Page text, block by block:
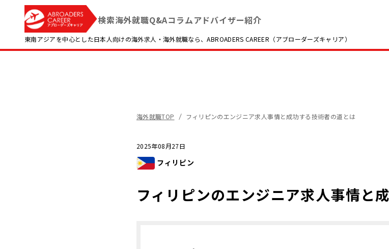
検索海外就職Q&Aコラムアドバイザー紹介
東南アジアを中心とした日本人向けの海外求人・海外就職なら、ABROADERS CAREER（アブローダーズキャリア）
海外就職TOP フィリピンのエンジニア求人事情と成功する技術者の道とは
2025年08月27日
フィリピン
フィリピンのエンジニア求人事情と